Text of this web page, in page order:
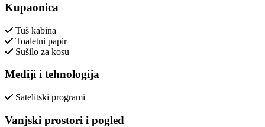
Kupaonica
Tuš kabina
Toaletni papir
Sušilo za kosu
Mediji i tehnologija
Satelitski programi
Vanjski prostori i pogled